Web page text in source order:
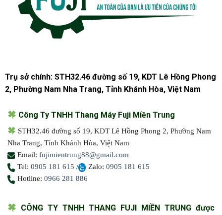
Trụ sở chính: STH32.46 đường số 19, KDT Lê Hồng Phong
2, Phường Nam Nha Trang, Tỉnh Khánh Hòa, Việt Nam
Công Ty TNHH Thang Máy Fuji Miền Trung
STH32.46 đường số 19, KDT Lê Hồng Phong 2, Phường Nam
Nha Trang, Tỉnh Khánh Hòa, Việt Nam
Email: fujimientrung88@gmail.com
Tel: 0905 181 615 / Zalo: 0905 181 615
Hotline: 0966 281 886
CÔNG TY TNHH THANG FUJI MIỀN TRUNG được